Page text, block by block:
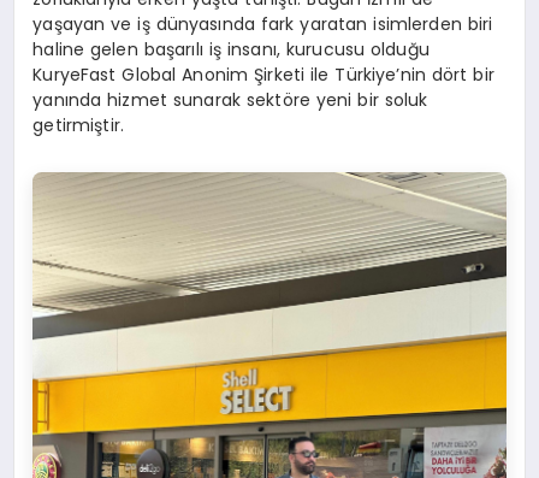
yaşayan ve iş dünyasında fark yaratan isimlerden biri
haline gelen başarılı iş insanı, kurucusu olduğu
KuryeFast Global Anonim Şirketi ile Türkiye’nin dört bir
yanında hizmet sunarak sektöre yeni bir soluk
getirmiştir.